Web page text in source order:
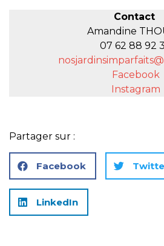
Contact
Amandine
07 62 88 92
Facebook
Instagram
Partager sur :
Facebook
LinkedIn